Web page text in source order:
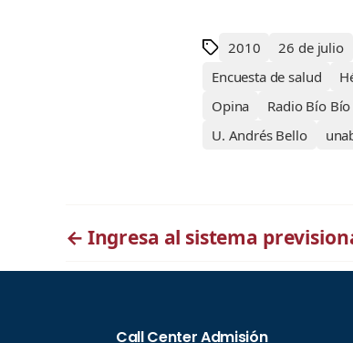
2010 26 de julio
Encuesta de salud
Opina
Radio Bío Bío
U. Andrés Bello
← Ingresa al sistema